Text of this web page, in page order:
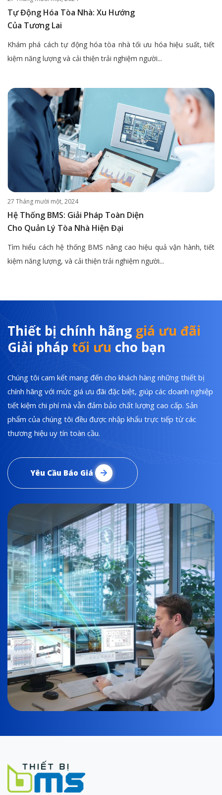
Tự Động Hóa Tòa Nhà: Xu Hướng
Của Tương Lai
Khám phá cách tự động hóa tòa nhà tối ưu hóa hiệu suất, tiết
kiệm năng lượng và cải thiện trải nghiệm người...
27 Tháng mười một, 2024
Hệ Thống BMS: Giải Pháp Toàn Diện
Cho Quản Lý Tòa Nhà Hiện Đại
Tìm hiểu cách hệ thống BMS nâng cao hiệu quả vận hành, tiết
kiệm năng lượng, và cải thiện trải nghiệm người...
Thiết bị chính hãng giá ưu đãi
Giải pháp tối ưu cho bạn
Chúng tôi cam kết mang đến cho khách hàng những thiết bị
chính hãng với mức giá ưu đãi đặc biệt, giúp các doanh nghiệp
tiết kiệm chi phí mà vẫn đảm bảo chất lượng cao cấp. Sản
phẩm của chúng tôi đều được nhập khẩu trực tiếp từ các
thương hiệu uy tín toàn cầu.
Yêu Cầu Báo Giá